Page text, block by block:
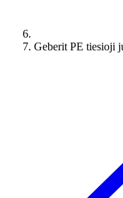
Geberit PE tiesioji